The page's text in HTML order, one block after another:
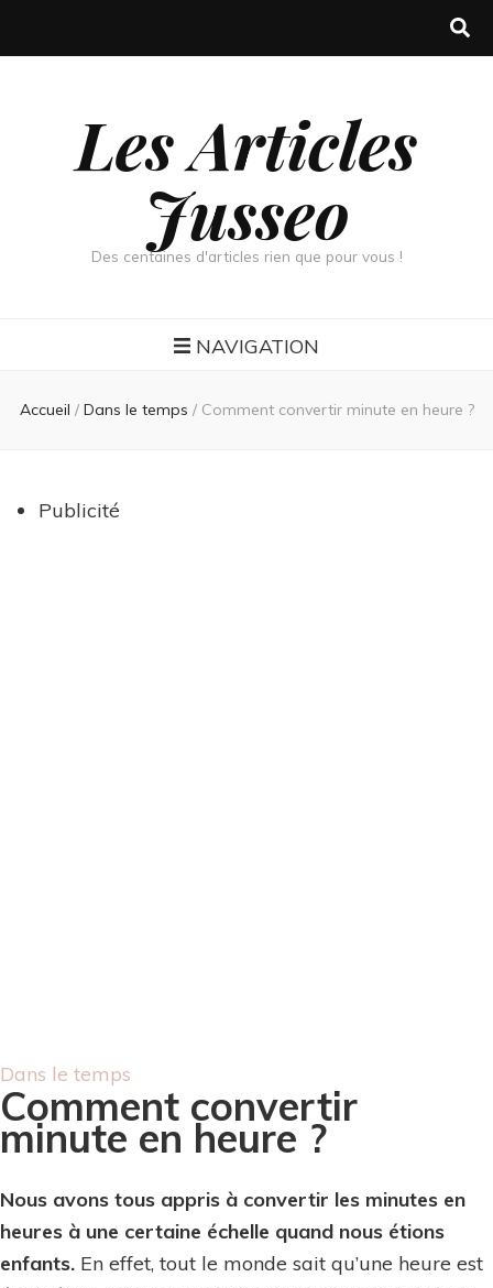
Les Articles
Jusseo
Des centaines d'articles rien que pour vous !
NAVIGATION
Accueil / Dans le temps / Comment convertir minute en heure ?
Publicité
Dans le temps
Comment convertir
minute en heure ?
Nous avons tous appris à convertir les minutes en
heures à une certaine échelle quand nous étions
enfants. En effet, tout le monde sait qu’une heure est